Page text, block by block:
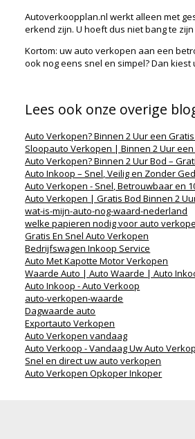
Autoverkoopplan.nl werkt alleen met
erkend zijn. U hoeft dus niet bang te
Kortom: uw auto verkopen aan een
ook nog eens snel en simpel? Dan
Lees ook onze overige
Auto Verkopen? Binnen 2 Uur een
Sloopauto Verkopen | Binnen 2 Uur
Auto Verkopen? Binnen 2 Uur Bod –
Auto Inkoop – Snel, Veilig en Zonder
Auto Verkopen - Snel, Betrouwbaar en
Auto Verkopen | Gratis Bod Binnen 2
wat-is-mijn-auto-nog-waard-nederland
welke papieren nodig voor auto
Gratis En Snel Auto Verkopen
Bedrijfswagen Inkoop Service
Auto Met Kapotte Motor Verkopen
Waarde Auto | Auto Waarde | Auto
Auto Inkoop - Auto Verkoop
auto-verkopen-waarde
Dagwaarde auto
Exportauto Verkopen
Auto Verkopen vandaag
Auto Verkoop - Vandaag Uw Auto
Snel en direct uw auto verkopen
Auto Verkopen Opkoper Inkoper